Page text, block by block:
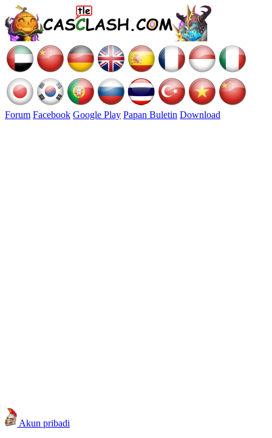
Forum Facebook Google Play Papan Buletin Download
Akun pribadi